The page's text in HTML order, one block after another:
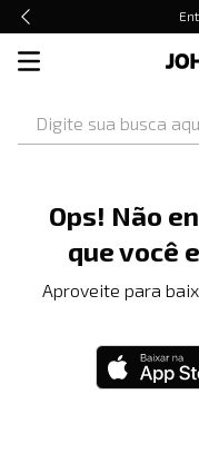
Ops! Não
que você
Aproveite para